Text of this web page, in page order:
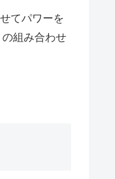
てパワーを
組み合わせ